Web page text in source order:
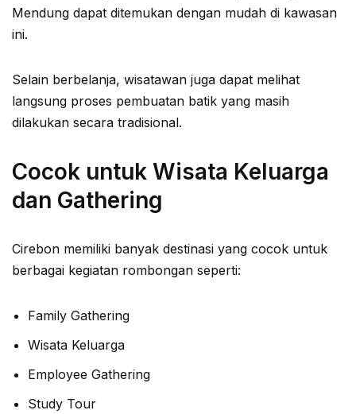
Mendung dapat ditemukan dengan mudah di kawasan
ini.
Selain berbelanja, wisatawan juga dapat melihat
langsung proses pembuatan batik yang masih
dilakukan secara tradisional.
Cocok untuk Wisata Keluarga
dan Gathering
Cirebon memiliki banyak destinasi yang cocok untuk
berbagai kegiatan rombongan seperti:
Family Gathering
Wisata Keluarga
Employee Gathering
Study Tour